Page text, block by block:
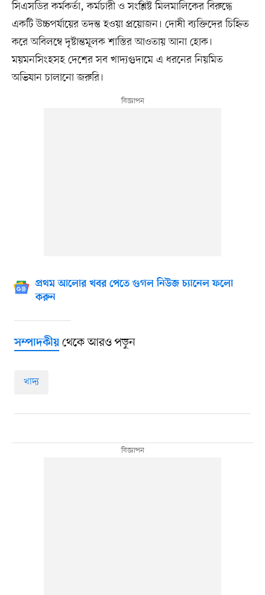
সিএসডির কর্মকর্তা, কর্মচারী ও সংশ্লিষ্ট মিলমালিকের বিরুদ্ধে
একটি উচ্চপর্যায়ের তদন্ত হওয়া প্রয়োজন। দোষী ব্যক্তিদের চিহ্নিত
করে অবিলম্বে দৃষ্টান্তমূলক শাস্তির আওতায় আনা হোক।
ময়মনসিংহসহ দেশের সব খাদ্যগুদামে এ ধরনের নিয়মিত
অভিযান চালানো জরুরি।
প্রথম আলোর খবর পেতে গুগল নিউজ চ্যানেল ফলো
করুন
সম্পাদকীয়থেকে আরও পড়ুন
খাদ্য